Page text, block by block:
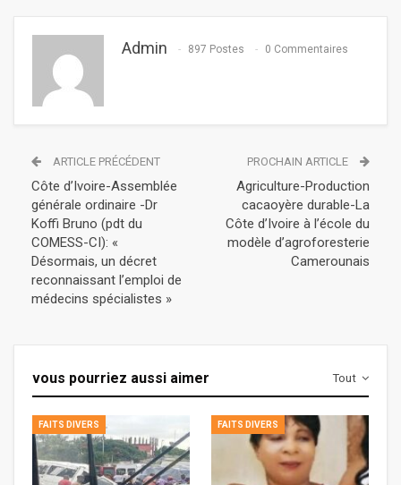
Admin 897 Postes 0 Commentaires
ARTICLE PRÉCÉDENT
Côte d’Ivoire-Assemblée
générale ordinaire -Dr
Koffi Bruno (pdt du
COMESS-CI): «
Désormais, un décret
reconnaissant l’emploi de
médecins spécialistes »
PROCHAIN ARTICLE
Agriculture-Production
cacaoyère durable-La
Côte d’Ivoire à l’école du
modèle d’agroforesterie
Camerounais
Tout
vous pourriez aussi aimer
FAITS DIVERS FAITS DIVERS